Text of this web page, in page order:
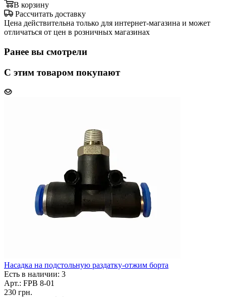
В корзину
Рассчитать доставку
Цена действительна только для интернет-магазина и может
отличаться от цен в розничных магазинах
Ранее вы смотрели
С этим товаром покупают
Насадка на подстольную раздатку-отжим борта
Есть в наличии: 3
Арт.: FPB 8-01
230 грн.